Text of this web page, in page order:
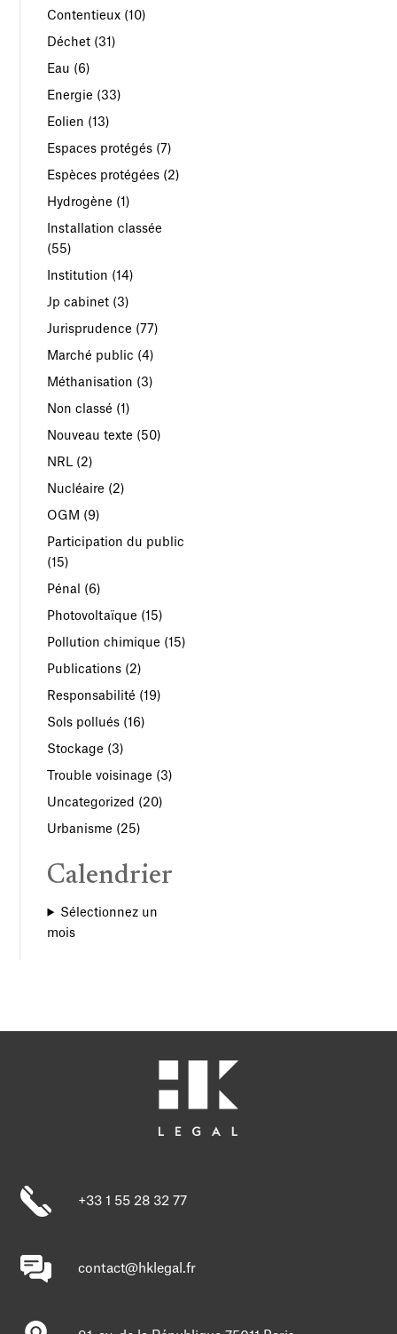
Contentieux (10)
Déchet (31)
Eau (6)
Energie (33)
Eolien (13)
Espaces protégés (7)
Espèces protégées (2)
Hydrogène (1)
Installation classée
(55)
Institution (14)
Jp cabinet (3)
Jurisprudence (77)
Marché public (4)
Méthanisation (3)
Non classé (1)
Nouveau texte (50)
NRL (2)
Nucléaire (2)
OGM (9)
Participation du public
(15)
Pénal (6)
Photovoltaïque (15)
Pollution chimique (15)
Publications (2)
Responsabilité (19)
Sols pollués (16)
Stockage (3)
Trouble voisinage (3)
Uncategorized (20)
Urbanisme (25)
Calendrier
Sélectionnez un
mois
+33 1 55 28 32 77
contact@hklegal.fr